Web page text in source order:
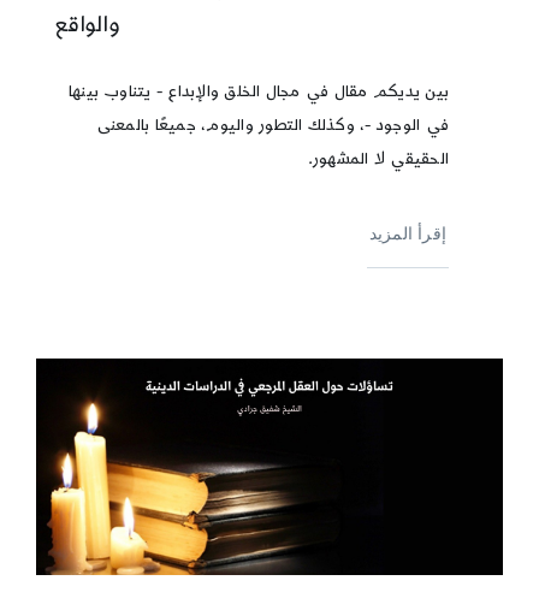
والواقع
بين يديكم مقال في مجال الخلق والإبداع - يتناوب بينها
في الوجود -، وكذلك التطور واليوم، جميعًا بالمعنى
الحقيقي لا المشهور.
إقرأ المزيد